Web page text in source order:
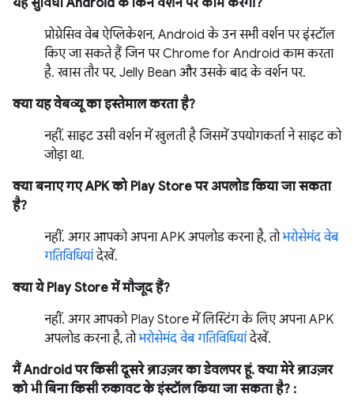
प्रोग्रेसिव वेब ऐप्लिकेशन, Android के उन सभी वर्शन पर इंस्टॉल
किए जा सकते हैं जिन पर Chrome for Android काम करता
है. खास तौर पर, Jelly Bean और उसके बाद के वर्शन पर.
क्या यह वेबव्यू का इस्तेमाल करता है?
नहीं, साइट उसी वर्शन में खुलती है जिसमें उपयोगकर्ता ने साइट को
जोड़ा था.
क्या बनाए गए APK को Play Store पर अपलोड किया जा सकता
है?
नहीं. अगर आपको अपना APK अपलोड करना है, तोभरोसेमंद वेब
गतिविधियांदेखें.
क्या ये Play Store में मौजूद हैं?
नहीं. अगर आपको Play Store में लिस्टिंग के लिए अपना APK
अपलोड करना है, तोभरोसेमंद वेब गतिविधियांदेखें.
मैं Android पर किसी दूसरे ब्राउज़र का डेवलपर हूं. क्या मेरे ब्राउज़र
को भी बिना किसी रुकावट के इंस्टॉल किया जा सकता है? :